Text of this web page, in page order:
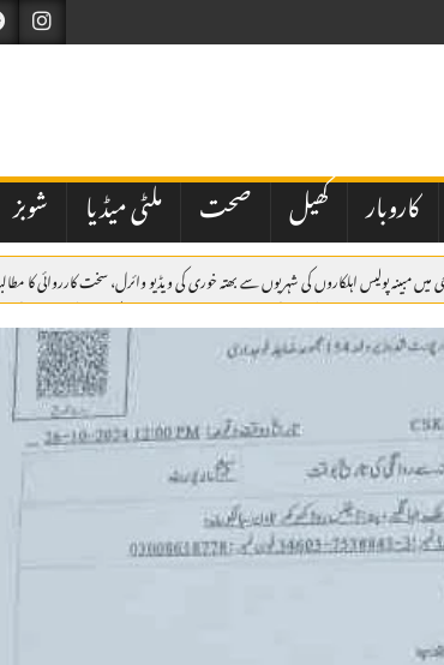
کاروبار کھیل صحت ملٹی میڈیا شوبز
میں مبینہ پولیس اہلکاروں کی شہریوں سے بھتہ خوری کی ویڈیو وائرل، سخت کارروائی کا
اسلام آباد: وفاقی حکومت کی جانب سے نیشنل بینک آف پاکستان کے نئے صدر کی